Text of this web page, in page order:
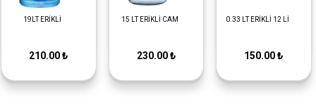
19LT ERİKLİ
210.00 ₺
15 LT ERİKLİ CAM
230.00 ₺
0.33 LT ERİKLİ 12 Lİ
150.00 ₺